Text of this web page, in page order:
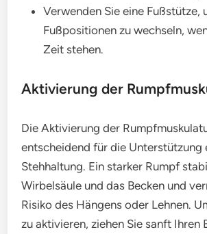
Verwenden Sie eine Fußstütze,
Fußpositionen zu wechseln,
Zeit stehen.
Aktivierung der
Die Aktivierung der
entscheidend für die Unterstützung
Stehhaltung. Ein starker Rumpf
Wirbelsäule und das Becken und
Risiko des Hängens oder Lehnen.
zu aktivieren, ziehen Sie sanft Ihren